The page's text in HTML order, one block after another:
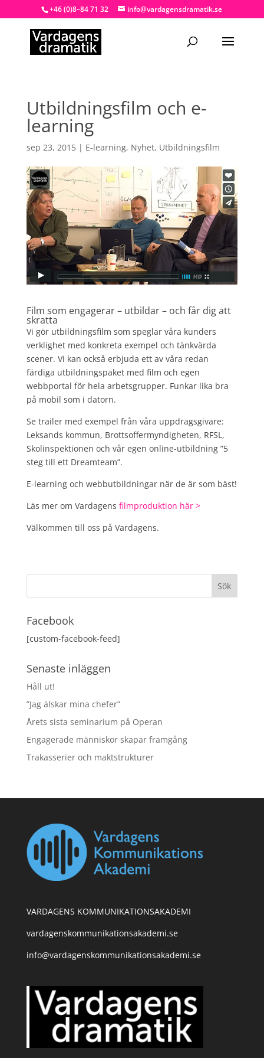
+46 (0)8–84 71 32 info@vardagensdramatik.se
Utbildningsfilm och e-
learning
sep 23, 2015| E-learning, Nyhet, Utbildningsfilm
Film som engagerar – utbildar – och får dig att
skratta
Vi gör utbildningsfilm som speglar våra kunders
verklighet med konkreta exempel och tänkvärda
scener. Vi kan också erbjuda ett av våra redan
färdiga utbildningspaket med film och egen
webbportal för hela arbetsgrupper. Funkar lika bra
på mobil som i datorn.
Se trailer med exempel från våra uppdragsgivare:
Leksands kommun, Brottsoffermyndigheten, RFSL,
Skolinspektionen och vår egen online-utbildning ”5
steg till ett Dreamteam”.
E-learning och webbutbildningar när de är som bäst!
Läs mer om Vardagens filmproduktion här >
Välkommen till oss på Vardagens.
Facebook
[custom-facebook-feed]
Senaste inläggen
Håll ut!
”Jag älskar mina chefer”
Årets sista seminarium på Operan
Engagerade människor skapar framgång
Trakasserier och maktstrukturer
VARDAGENS KOMMUNIKATIONSAKADEMI
vardagenskommunikationsakademi.se
info@vardagenskommunikationsakademi.se